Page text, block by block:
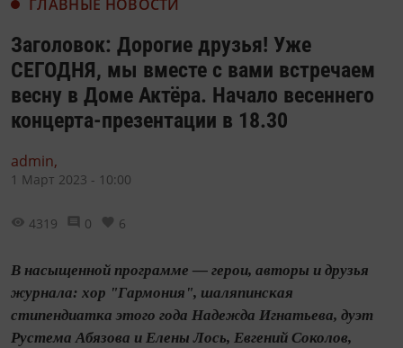
ГЛАВНЫЕ НОВОСТИ
Заголовок: Дорогие друзья! Уже
СЕГОДНЯ, мы вместе с вами встречаем
весну в Доме Актёра. Начало весеннего
концерта-презентации в 18.30
admin,
1 Март 2023 - 10:00
4319 0 6
В насыщенной программе — герои, авторы и друзья
журнала: хор "Гармония", шаляпинская
стипендиатка этого года Надежда Игнатьева, дуэт
Рустема Абязова и Елены Лось, Евгений Соколов,